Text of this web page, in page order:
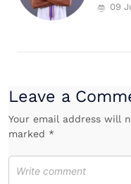
09
Leave a
Your email address will
marked *